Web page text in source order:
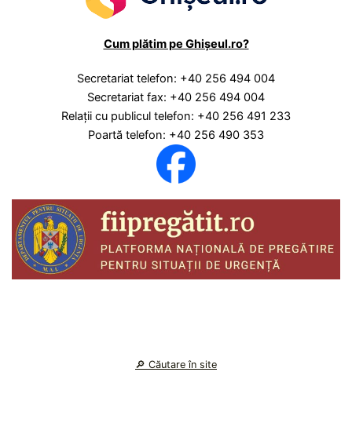
Cum plătim pe Ghișeul.ro?
Secretariat telefon: +40 256 494 004
Secretariat fax: +40 256 494 004
Relaţii cu publicul telefon: +40 256 491 233
Poartă telefon: +40 256 490 353
🔎︎ Căutare în site